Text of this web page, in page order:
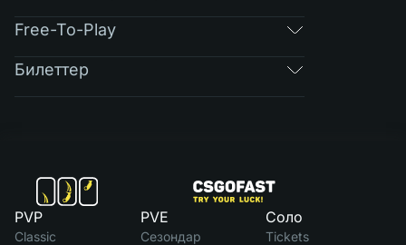
Free-To-Play
Билеттер
PVP
Classic
PVE
Сезондар
Соло
Tickets